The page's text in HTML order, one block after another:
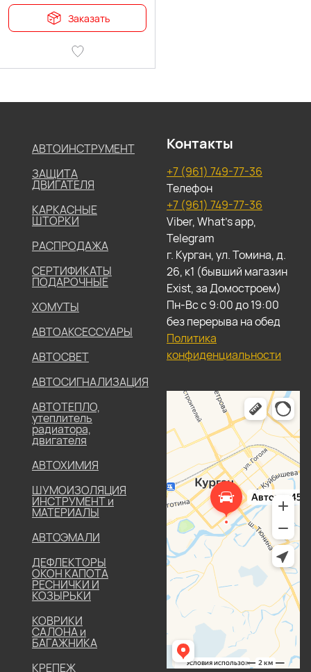
Заказать
АВТОИНСТРУМЕНТ
ЗАЩИТА
ДВИГАТЕЛЯ
КАРКАСНЫЕ
ШТОРКИ
РАСПРОДАЖА
СЕРТИФИКАТЫ
ПОДАРОЧНЫЕ
ХОМУТЫ
АВТОАКСЕССУАРЫ
АВТОСВЕТ
АВТОСИГНАЛИЗАЦИЯ
АВТОТЕПЛО,
утеплитель
радиатора,
двигателя
АВТОХИМИЯ
ШУМОИЗОЛЯЦИЯ
ИНСТРУМЕНТ и
МАТЕРИАЛЫ
АВТОЭМАЛИ
ДЕФЛЕКТОРЫ
ОКОН КАПОТА
РЕСНИЧКИ И
КОЗЫРЬКИ
КОВРИКИ
САЛОНА и
БАГАЖНИКА
КРЕПЕЖ
Контакты
+7 (961) 749-77-36
Телефон
+7 (961) 749-77-36
Viber, What's app,
Telegram
г. Курган, ул. Томина, д.
26, к1 (бывший магазин
Exist, за Домостроем)
Пн-Вс с 9:00 до 19:00
без перерыва на обед
Политика
конфиденциальности